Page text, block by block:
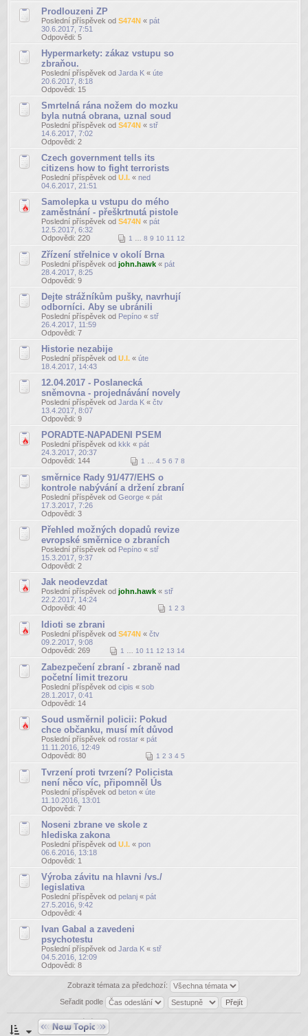
Prodlouzeni ZP
Poslední příspěvek od S474N « pát
30.6.2017, 7:51
Odpovědi: 5
Hypermarkety: zákaz vstupu so
zbraňou.
Poslední příspěvek od Jarda K « úte
20.6.2017, 8:18
Odpovědi: 15
Smrtelná rána nožem do mozku
byla nutná obrana, uznal soud
Poslední příspěvek od S474N « stř
14.6.2017, 7:02
Odpovědi: 2
Czech government tells its
citizens how to fight terrorists
Poslední příspěvek od U.I. « ned
04.6.2017, 21:51
Samolepka u vstupu do mého
zaměstnání - přeškrtnutá pistole
Poslední příspěvek od S474N « pát
12.5.2017, 6:32
Odpovědi: 220 1 8 9 10 11 12
Zřízení střelnice v okolí Brna
Poslední příspěvek od john.hawk « pát
28.4.2017, 8:25
Odpovědi: 9
Dejte strážníkům pušky, navrhují
odborníci. Aby se ubránili
Poslední příspěvek od Pepíno « stř
26.4.2017, 11:59
Odpovědi: 7
Historie nezabije
Poslední příspěvek od U.I. « úte
18.4.2017, 14:43
12.04.2017 - Poslanecká
sněmovna - projednávání novely
Poslední příspěvek od Jarda K « čtv
13.4.2017, 8:07
Odpovědi: 9
PORADTE-NAPADENI PSEM
Poslední příspěvek od kkk « pát
24.3.2017, 20:37
Odpovědi: 144 1 4 5 6 7 8
směrnice Rady 91/477/EHS o
kontrole nabývání a držení zbraní
Poslední příspěvek od George « pát
17.3.2017, 7:26
Odpovědi: 3
Přehled možných dopadů revize
evropské směrnice o zbraních
Poslední příspěvek od Pepíno « stř
15.3.2017, 9:37
Odpovědi: 2
Jak neodevzdat
Poslední příspěvek od john.hawk « stř
22.2.2017, 14:24
Odpovědi: 40 1 2 3
Idioti se zbrani
Poslední příspěvek od S474N « čtv
09.2.2017, 9:08
Odpovědi: 269 1 10 11 12 13 14
Zabezpečení zbraní - zbraně nad
početní limit trezoru
Poslední příspěvek od cipis « sob
28.1.2017, 0:41
Odpovědi: 14
Soud usměrnil policii: Pokud
chce občanku, musí mít důvod
Poslední příspěvek od rostar « pát
11.11.2016, 12:49
Odpovědi: 80 1 2 3 4 5
Tvrzení proti tvrzení? Policista
není něco víc, připomněl Ús
Poslední příspěvek od beton « úte
11.10.2016, 13:01
Odpovědi: 7
Noseni zbrane ve skole z
hlediska zakona
Poslední příspěvek od U.I. « pon
06.6.2016, 13:18
Odpovědi: 1
Výroba závitu na hlavni /vs./
legislativa
Poslední příspěvek od pelanj « pát
27.5.2016, 9:42
Odpovědi: 4
Ivan Gabal a zavedeni
psychotestu
Poslední příspěvek od Jarda K « stř
04.5.2016, 12:09
Odpovědi: 8
Zobrazit témata za předchozí:
Seřadit podle
Odeslat nové téma